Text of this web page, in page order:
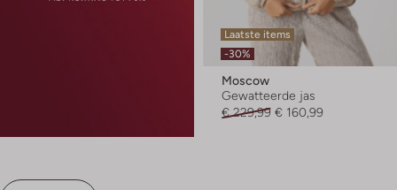
Laatste items
-30%
Moscow
Gewatteerde jas
€ 229,99 € 160,99